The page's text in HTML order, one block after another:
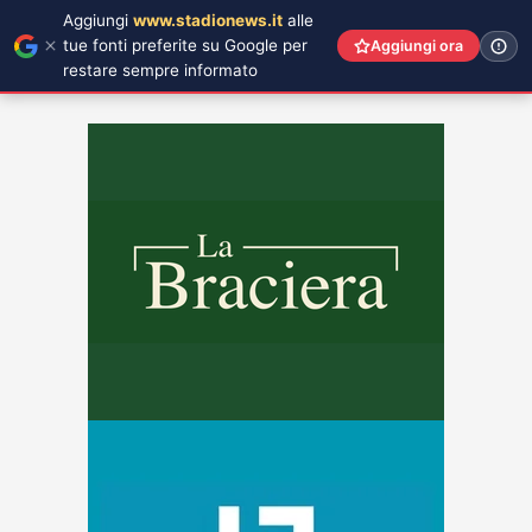
Aggiungi www.stadionews.it alle
tue fonti preferite su Google per
restare sempre informato
Aggiungi ora